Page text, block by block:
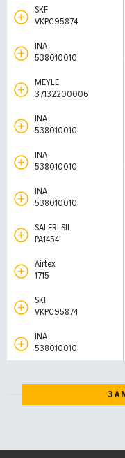
SKF
VKPC95874
INA
538010010
MEYLE
37132200006
INA
538010010
INA
538010010
INA
538010010
SALERI SIL
PA1454
Airtex
1715
SKF
VKPC95874
INA
538010010